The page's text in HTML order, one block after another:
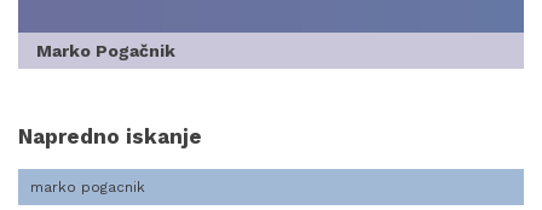
Marko Pogačnik
Napredno iskanje